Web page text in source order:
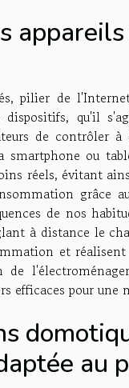
pilier de
dispositifs, qu'il
de contrôler
smartphone ou
réels, évitant
grâce
de nos
à distance le
et réalisent
de
efficaces pour
au